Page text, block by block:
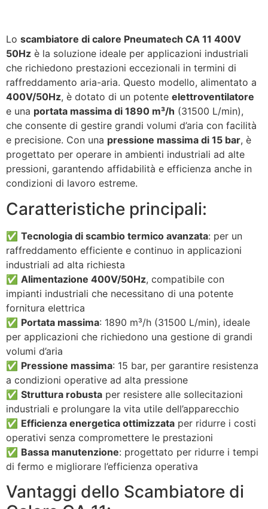
Lo scambiatore di calore Pneumatech CA 11 400V
50Hz è la soluzione ideale per applicazioni industriali
che richiedono prestazioni eccezionali in termini di
raffreddamento aria-aria. Questo modello, alimentato a
400V/50Hz, è dotato di un potente elettroventilatore
e una portata massima di 1890 m³/h (31500 L/min),
che consente di gestire grandi volumi d’aria con facilità
e precisione. Con una pressione massima di 15 bar, è
progettato per operare in ambienti industriali ad alte
pressioni, garantendo affidabilità e efficienza anche in
condizioni di lavoro estreme.
Caratteristiche principali:
✅ Tecnologia di scambio termico avanzata: per un
raffreddamento efficiente e continuo in applicazioni
industriali ad alta richiesta
✅ Alimentazione 400V/50Hz, compatibile con
impianti industriali che necessitano di una potente
fornitura elettrica
✅ Portata massima: 1890 m³/h (31500 L/min), ideale
per applicazioni che richiedono una gestione di grandi
volumi d’aria
✅ Pressione massima: 15 bar, per garantire resistenza
a condizioni operative ad alta pressione
✅ Struttura robusta per resistere alle sollecitazioni
industriali e prolungare la vita utile dell’apparecchio
✅ Efficienza energetica ottimizzata per ridurre i costi
operativi senza compromettere le prestazioni
✅ Bassa manutenzione: progettato per ridurre i tempi
di fermo e migliorare l’efficienza operativa
Vantaggi dello Scambiatore di